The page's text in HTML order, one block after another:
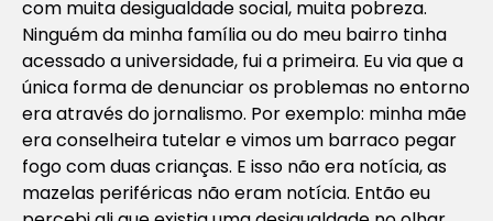
com muita desigualdade social, muita pobreza.
Ninguém da minha família ou do meu bairro tinha
acessado a universidade, fui a primeira. Eu via que a
única forma de denunciar os problemas no entorno
era através do jornalismo. Por exemplo: minha mãe
era conselheira tutelar e vimos um barraco pegar
fogo com duas crianças. E isso não era notícia, as
mazelas periféricas não eram notícia. Então eu